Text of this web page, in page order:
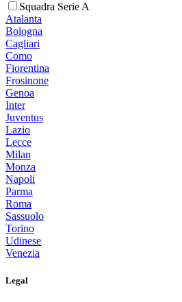
Squadra Serie A
Atalanta
Bologna
Cagliari
Como
Fiorentina
Frosinone
Genoa
Inter
Juventus
Lazio
Lecce
Milan
Monza
Napoli
Parma
Roma
Sassuolo
Torino
Udinese
Venezia
Legal